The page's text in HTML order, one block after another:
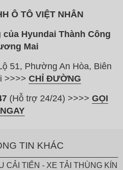
Ô TÔ VIỆT NHÂN
Hyundai Thành Công
Mai
51, Phường An Hòa, Biên
>>>> CHỈ ĐƯỜNG
(Hỗ trợ 24/24) >>>> GỌI
NGAY
TIN KHÁC
CẢI TIẾN - XE TẢI THÙNG KÍN